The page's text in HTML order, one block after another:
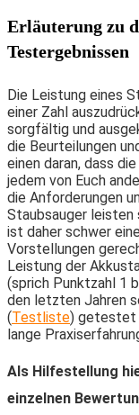
Erläuterung zu
Testergebnissen
Die Leistung eines
einer Zahl
sorgfältig und
die Beurteilungen
einen daran, dass
jedem von Euch
die Anforderungen
Staubsauger leisten
ist daher schwer
Vorstellungen
Leistung der
(sprich Punktzahl 1
den letzten Jahren
(Testliste) getestet
lange
Als Hilfestellung
einzelnen